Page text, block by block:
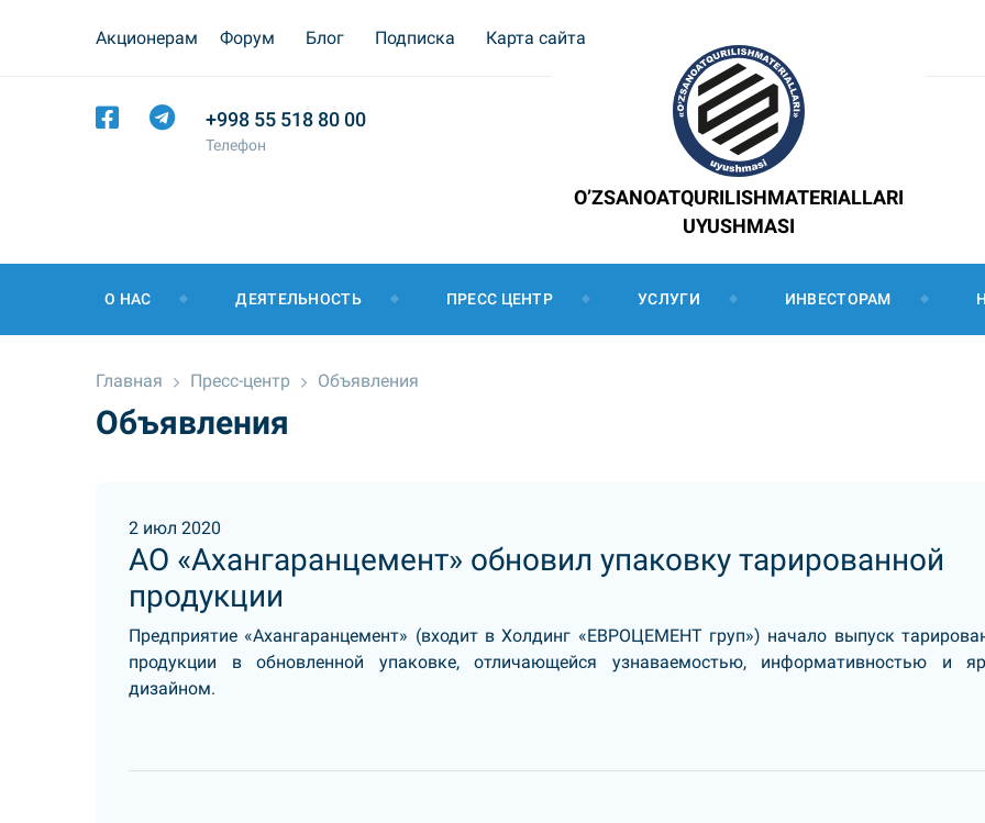
Акционерам Форум Блог Подписка Карта сайта
+998 55 518 80 00
Телефон
O’ZSANOATQURILISHMATERIALLARI
UYUSHMASI
О НАС ДЕЯТЕЛЬНОСТЬ ПРЕСС ЦЕНТР УСЛУГИ ИНВЕСТОРАМ
Главная Пресс-центр Объявления
Объявления
2 июл 2020
АО «Ахангаранцемент» обновил упаковку тарированной
продукции
Предприятие «Ахангаранцемент» (входит в Холдинг «ЕВРОЦЕМЕНТ груп») начало выпуск
продукции в обновленной упаковке, отличающейся узнаваемостью, информативностью и
дизайном.